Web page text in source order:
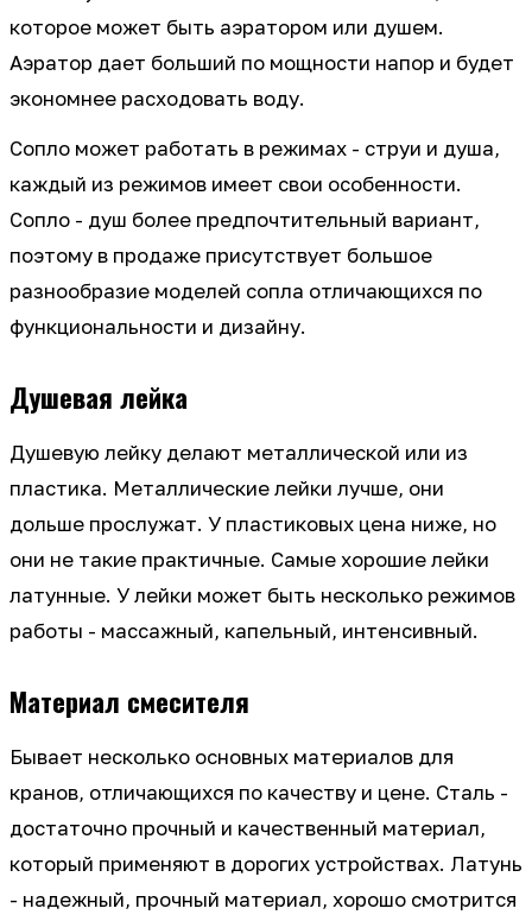
которое может быть аэратором или душем.
Аэратор дает больший по мощности напор и будет
экономнее расходовать воду.
Сопло может работать в режимах - струи и душа,
каждый из режимов имеет свои особенности.
Сопло - душ более предпочтительный вариант,
поэтому в продаже присутствует большое
разнообразие моделей сопла отличающихся по
функциональности и дизайну.
Душевая лейка
Душевую лейку делают металлической или из
пластика. Металлические лейки лучше, они
дольше прослужат. У пластиковых цена ниже, но
они не такие практичные. Самые хорошие лейки
латунные. У лейки может быть несколько режимов
работы - массажный, капельный, интенсивный.
Материал смесителя
Бывает несколько основных материалов для
кранов, отличающихся по качеству и цене. Сталь -
достаточно прочный и качественный материал,
который применяют в дорогих устройствах. Латунь
- надежный, прочный материал, хорошо смотрится